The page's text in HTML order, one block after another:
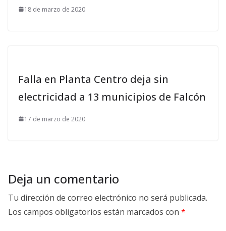
18 de marzo de 2020
Falla en Planta Centro deja sin
electricidad a 13 municipios de Falcón
17 de marzo de 2020
Deja un comentario
Tu dirección de correo electrónico no será publicada.
Los campos obligatorios están marcados con *